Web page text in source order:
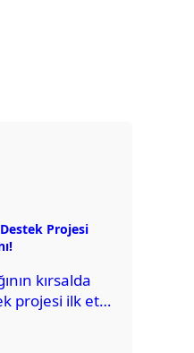
Projesi
kırsalda
projesi ilk etap
bakanlığın